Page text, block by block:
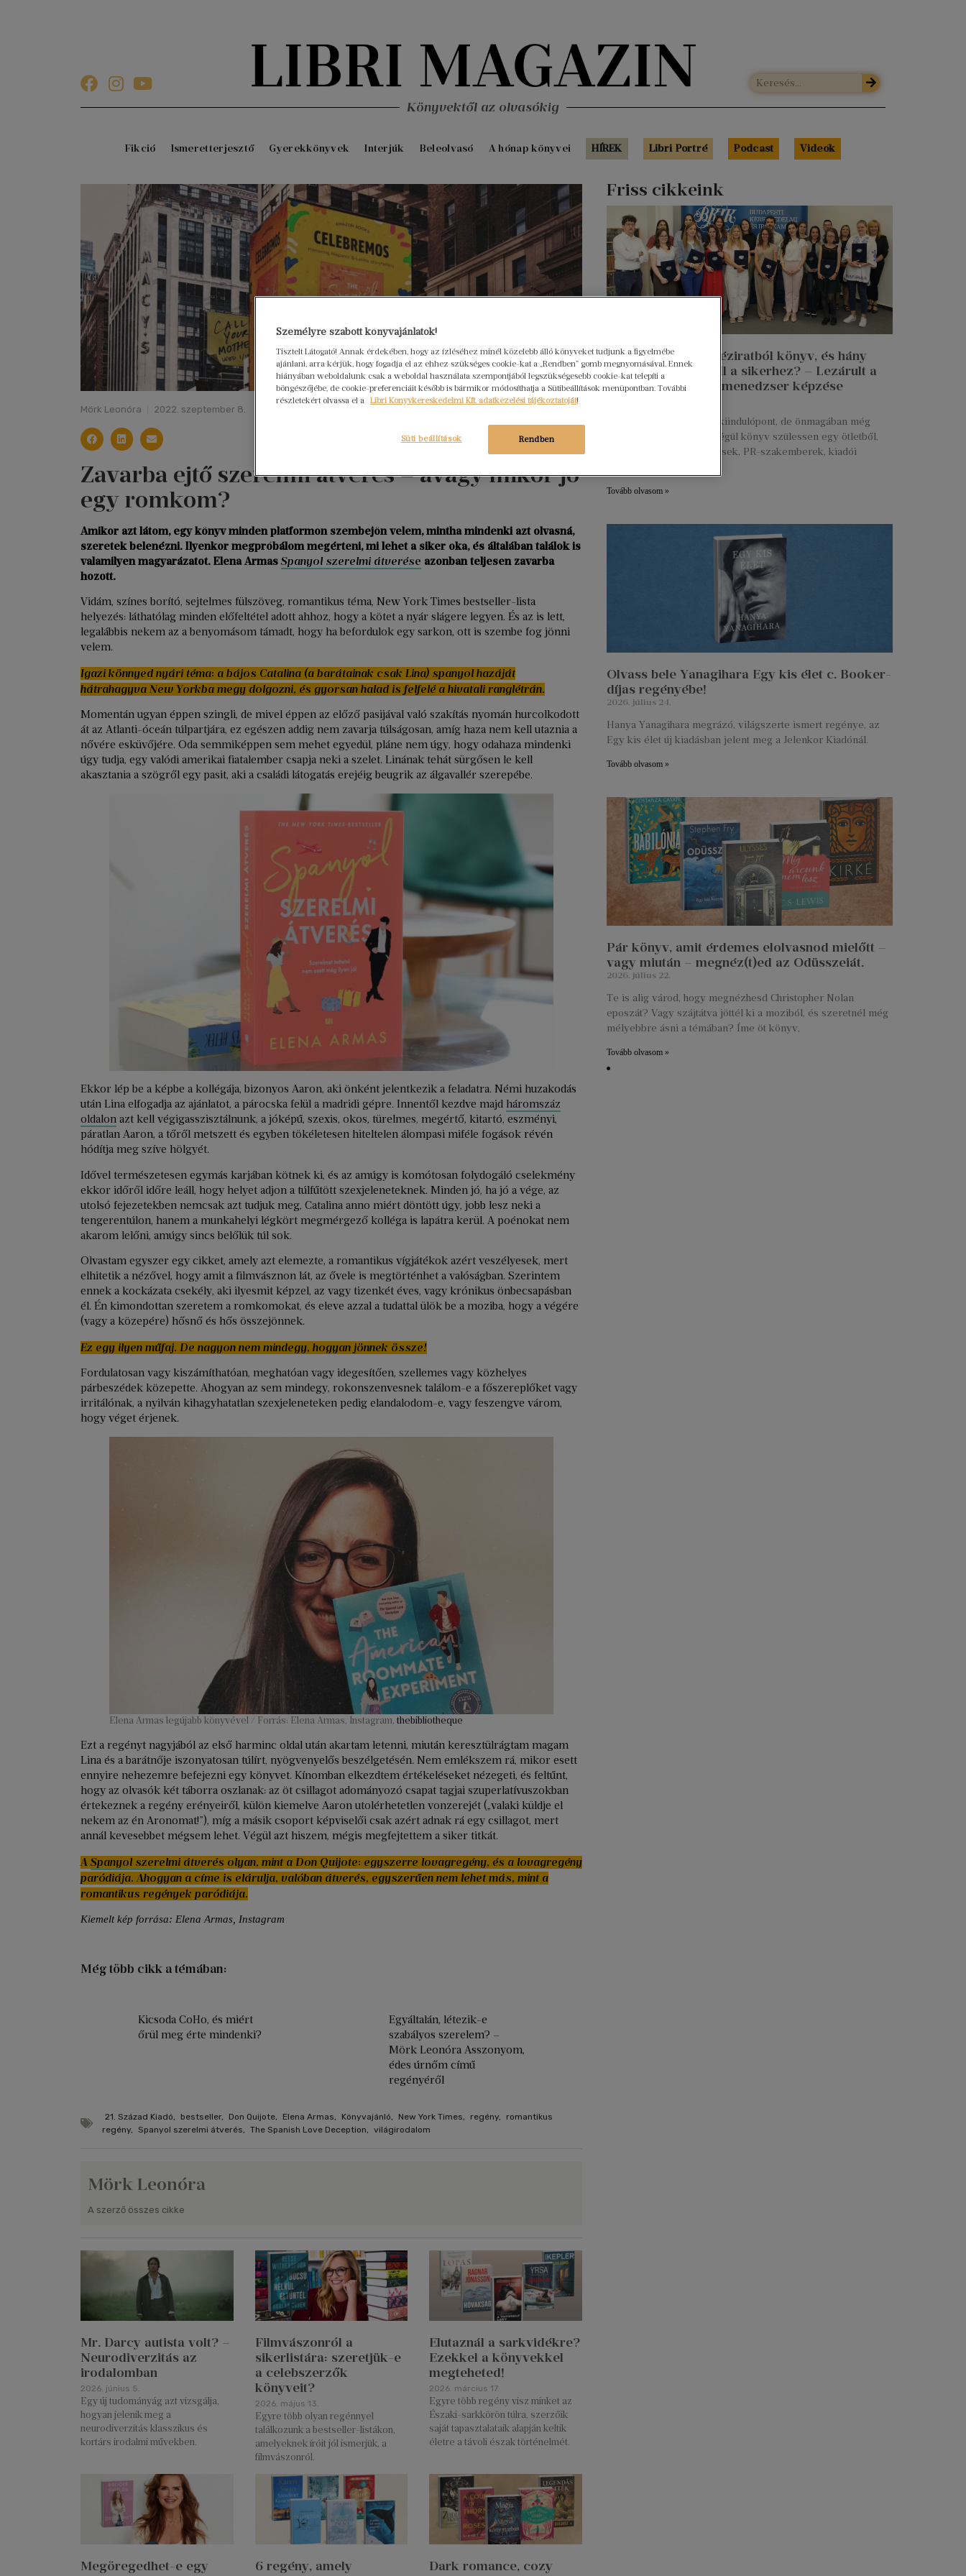
Könyvektől az olvasókig
Fikció Ismeretterjesztő Gyerekkönyvek Interjúk Beleolvasó A hónap könyvei HÍREK Libri Portré Podcast Videók
Mörk Leonóra 2022. szeptember 8.
Zavarba ejtő szerelmi átverés – avagy mikor jó
egy romkom?
Amikor azt látom, egy könyv minden platformon szembejön velem, mintha mindenki azt olvasná,
szeretek belenézni. Ilyenkor megpróbálom megérteni, mi lehet a siker oka, és általában találok is
valamilyen magyarázatot. Elena ArmasSpanyol szerelmi átverése azonban teljesen zavarba
hozott.
Vidám, színes borító, sejtelmes fülszöveg, romantikus téma, New York Times bestseller-lista
helyezés: láthatólag minden előfeltétel adott ahhoz, hogy a kötet a nyár slágere legyen. És az is lett,
legalábbis nekem az a benyomásom támadt, hogy ha befordulok egy sarkon, ott is szembe fog jönni
velem.
Igazi könnyed nyári téma: a bájos Catalina (a barátainak csak Lina) spanyol hazáját
hátrahagyva New Yorkba megy dolgozni, és gyorsan halad is felfelé a hivatali ranglétrán.
Momentán ugyan éppen szingli, de mivel éppen az előző pasijával való szakítás nyomán hurcolkodott
át az Atlanti-óceán túlpartjára, ez egészen addig nem zavarja túlságosan, amíg haza nem kell utaznia a
nővére esküvőjére. Oda semmiképpen sem mehet egyedül, pláne nem úgy, hogy odahaza mindenki
úgy tudja, egy valódi amerikai fiatalember csapja neki a szelet. Linának tehát sürgősen le kell
akasztania a szögről egy pasit, aki a családi látogatás erejéig beugrik az álgavallér szerepébe.
Ekkor lép be a képbe a kollégája, bizonyos Aaron, aki önként jelentkezik a feladatra. Némi huzakodás
után Lina elfogadja az ajánlatot, a párocska felül a madridi gépre. Innentől kezdve majd háromszáz
oldalon azt kell végigasszisztálnunk, a jóképű, szexis, okos, türelmes, megértő, kitartó, eszményi,
páratlan Aaron, a tőről metszett és egyben tökéletesen hiteltelen álompasi miféle fogások révén
hódítja meg szíve hölgyét.
Idővel természetesen egymás karjában kötnek ki, és az amúgy is komótosan folydogáló cselekmény
ekkor időről időre leáll, hogy helyet adjon a túlfűtött szexjeleneteknek. Minden jó, ha jó a vége, az
utolsó fejezetekben nemcsak azt tudjuk meg, Catalina anno miért döntött úgy, jobb lesz neki a
tengerentúlon, hanem a munkahelyi légkört megmérgező kolléga is lapátra kerül. A poénokat nem
akarom lelőni, amúgy sincs belőlük túl sok.
Olvastam egyszer egy cikket, amely azt elemezte, a romantikus vígjátékok azért veszélyesek, mert
elhitetik a nézővel, hogy amit a filmvásznon lát, az ővele is megtörténhet a valóságban. Szerintem
ennek a kockázata csekély, aki ilyesmit képzel, az vagy tizenkét éves, vagy krónikus önbecsapásban
él. Én kimondottan szeretem a romkomokat, és eleve azzal a tudattal ülök be a moziba, hogy a végére
(vagy a közepére) hősnő és hős összejönnek.
Ez egy ilyen műfaj. De nagyon nem mindegy, hogyan jönnek össze!
Fordulatosan vagy kiszámíthatóan, meghatóan vagy idegesítően, szellemes vagy közhelyes
párbeszédek közepette. Ahogyan az sem mindegy, rokonszenvesnek találom-e a főszereplőket vagy
irritálónak, a nyilván kihagyhatatlan szexjeleneteken pedig elandalodom-e, vagy feszengve várom,
hogy véget érjenek.
Elena Armas legújabb könyvével / Forrás: Elena Armas, Instagram, thebibliotheque
Ezt a regényt nagyjából az első harminc oldal után akartam letenni, miután keresztülrágtam magam
Lina és a barátnője iszonyatosan túlírt, nyögvenyelős beszélgetésén. Nem emlékszem rá, mikor esett
ennyire nehezemre befejezni egy könyvet. Kínomban elkezdtem értékeléseket nézegeti, és feltűnt,
hogy az olvasók két táborra oszlanak: az öt csillagot adományozó csapat tagjai szuperlatívuszokban
értekeznek a regény erényeiről, külön kiemelve Aaron utolérhetetlen vonzerejét („valaki küldje el
nekem az én Aronomat!”), míg a másik csoport képviselői csak azért adnak rá egy csillagot, mert
annál kevesebbet mégsem lehet. Végül azt hiszem, mégis megfejtettem a siker titkát.
ASpanyol szerelmi átverés olyan, mint a Don Quijote: egyszerre lovagregény, és a lovagregény
paródiája. Ahogyan a címe is elárulja, valóban átverés, egyszerűen nem lehet más, mint a
romantikus regények paródiája.
Kiemelt kép forrása: Elena Armas, Instagram
Még több cikk a témában:
Kicsoda CoHo, és miért
őrül meg érte mindenki?
Egyáltalán, létezik-e
szabályos szerelem? –
Mörk Leonóra Asszonyom,
édes úrnőm című
regényéről
21. Század Kiadó, bestseller, Don Quijote, Elena Armas, Könyvajánló, New York Times, regény,
romantikus
regény, Spanyol szerelmi átverés, The Spanish Love Deception, világirodalom
Mörk Leonóra
A szerző összes cikke
Mr. Darcy autista volt? –
Neurodiverzitás az
irodalomban
2026. június 5.
Egy új tudományág azt vizsgálja,
hogyan jelenik meg a
neurodiverzitás klasszikus és
kortárs irodalmi művekben.
Filmvászonról a
sikerlistára: szeretjük-e
a celebszerzők
könyveit?
2026. május 13.
Egyre több olyan regénnyel
találkozunk a bestseller-listákon,
amelyeknek íróit jól ismerjük, a
filmvászonról.
Elutaznál a sarkvidékre?
Ezekkel a könyvekkel
megteheted!
2026. március 17.
Egyre több regény visz minket az
Északi-sarkkörön túlra, szerzőik
saját tapasztalataik alapján keltik
életre a távoli észak történelmét.
Megöregedhet-e egy
6 regény, amely
Dark romance, cozy
Friss cikkeink
Hogyan lesz egy kéziratból könyv, és hány
ember munkája kell a sikerhez? – Lezárult a
Libri Talent kiadói menedzser képzése
Egy erős kézirat már jó kiindulópont, de önmagában még
nem elég. Ahhoz, hogy végül könyv szülessen egy ötletből,
szerkesztők, marketingesek, PR-szakemberek, kiadói
Tovább olvasom »
Olvass bele Yanagihara Egy kis élet c. Booker-
díjas regényébe!
2026. július 24.
Hanya Yanagihara megrázó, világszerte ismert regénye, az
Egy kis élet új kiadásban jelent meg a Jelenkor Kiadónál.
Tovább olvasom »
Pár könyv, amit érdemes elolvasnod mielőtt –
vagy miután – megnéz(t)ed az Odüsszeiát.
2026. július 22.
Te is alig várod, hogy megnézhesd Christopher Nolan
eposzát? Vagy szájtátva jöttél ki a moziból, és szeretnél még
mélyebbre ásni a témában? Íme öt könyv,
Tovább olvasom »
Személyre szabott könyvajánlatok!
Tisztelt Látogató! Annak érdekében, hogy az ízléséhez minél közelebb álló könyveket tudjunk a figyelmébe
ajánlani, arra kérjük, hogy fogadja el az ehhez szükséges cookie-kat a „Rendben” gomb megnyomásával. Ennek
hiányában weboldalunk csak a weboldal használata szempontjából legszükségesebb cookie-kat telepíti a
böngészőjébe, de cookie-preferenciáit később is bármikor módosíthatja a Sütibeállítások menüpontban. További
részletekért olvassa el a
Libri Könyvkereskedelmi Kft. adatkezelési tájékoztatóját!
Rendben
Süti beállítások